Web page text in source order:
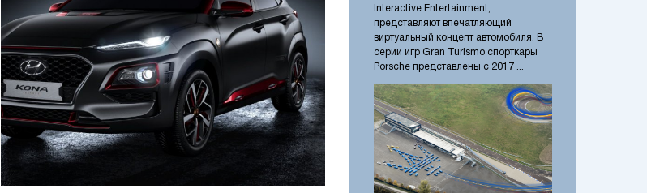
Interactive Entertainment,
представляют впечатляющий
виртуальный концепт автомобиля. В
серии игр Gran Turismo спорткары
Porsche представлены с 2017 ...